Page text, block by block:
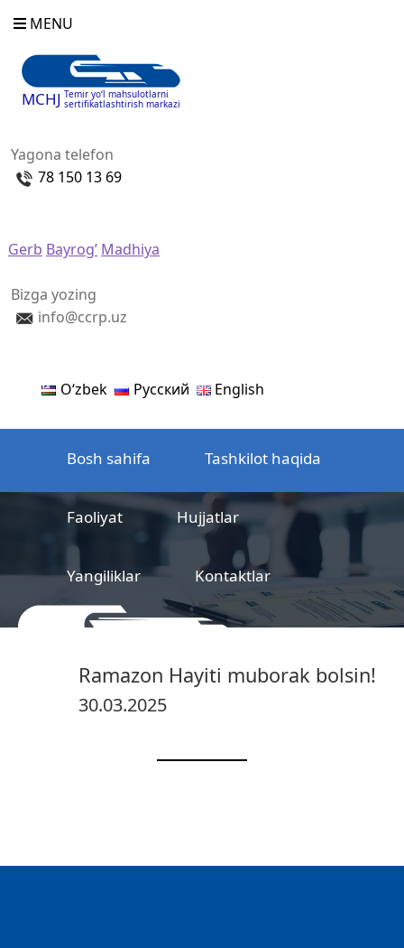
MENU
MCHJ Temir yo‘l mahsulotlarni
sertifikatlashtirish markazi
Yagona telefon
78 150 13 69
Gerb Bayrog’ Madhiya
Bizga yozing
info@ccrp.uz
Oʻzbek Русский English
Bosh sahifa Tashkilot haqida
Faoliyat Hujjatlar
Yangiliklar Kontaktlar
sertifikatlashtirish markazi
Ramazon Hayiti muborak bolsin!
30.03.2025